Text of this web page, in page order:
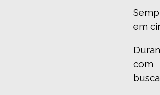
em
com